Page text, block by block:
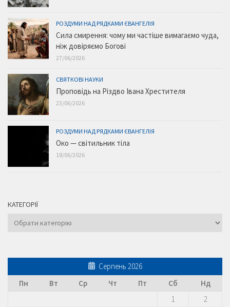
РОЗДУМИ НАД РЯДКАМИ ЄВАНГЕЛІЯ
Сила смирення: чому ми частіше вимагаємо чуда,
ніж довіряємо Богові
27/06/2026
СВЯТКОВІ НАУКИ
Проповідь на Різдво Івана Хрестителя
23/06/2026
РОЗДУМИ НАД РЯДКАМИ ЄВАНГЕЛІЯ
Око — світильник тіла
18/06/2026
КАТЕГОРІЇ
Категорії
Серпень 2026
Пн
Вт Ср Чт Пт Сб
Нд
1
2